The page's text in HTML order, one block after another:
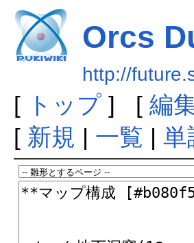
Orcs
http://
[ トップ] [ 編
[ 新規 | 一覧 | 単